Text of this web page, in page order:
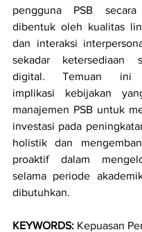
pengguna PSB secara
dibentuk oleh kualitas
dan interaksi
sekadar ketersediaan
digital. Temuan ini
implikasi kebijakan
manajemen PSB untuk
investasi pada
holistik dan
proaktif dalam
selama periode
dibutuhkan.
KEYWORDS: Kepuasan